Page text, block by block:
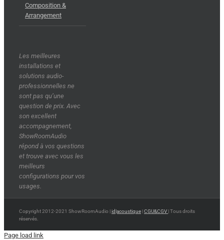
Composition &
Arrangement
Les meilleures
installations et
solutions audio-
professionnelles ne
sont pas qu’une
question de prix. Avec
son excellent
accompagnement,
ShowRoomAudio
répond à vos questions
et trouve avec vous les
meilleurs
configurations pour vos
usages.
Copyright 2012-2021 ShowRoomAudio |id|acoustique |CGU&CGV | Tous droits
réservés.
Page load link